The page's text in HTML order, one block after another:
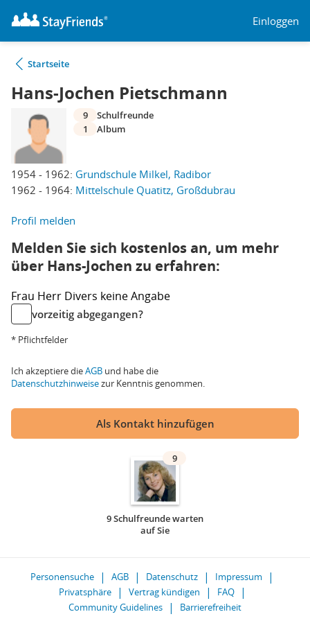
Einloggen
Startseite
Hans-Jochen Pietschmann
1954 - 1962: Grundschule Milkel, Radibor
1962 - 1964: Mittelschule Quatitz, Großdubrau
9
Schulfreunde
1
Album
Profil melden
Melden Sie sich kostenlos an, um mehr
über Hans-Jochen zu erfahren:
Frau Herr Divers keine Angabe
vorzeitig abgegangen?
* Pflichtfelder
Ich akzeptiere dieAGB und habe die
Datenschutzhinweisezur Kenntnis genommen.
Als Kontakt hinzufügen
9
9 Schulfreunde warten
auf Sie
Personensuche AGB Datenschutz
Impressum
Privatsphäre
Vertrag kündigen
FAQ
Community Guidelines
Barrierefreiheit